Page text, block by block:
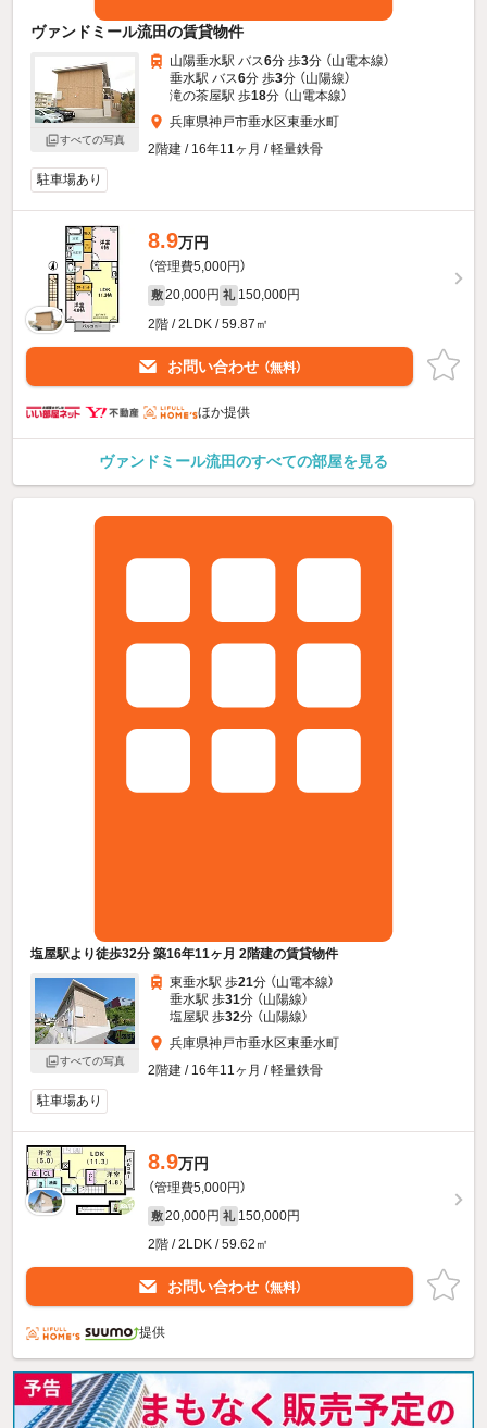
ヴァンドミール流田の賃貸物件
すべての写真
山陽垂水駅 バス6分 歩3分 （山電本線）
垂水駅 バス6分 歩3分 （山陽線）
滝の茶屋駅 歩18分 （山電本線）
兵庫県神戸市垂水区東垂水町
2階建 / 16年11ヶ月 / 軽量鉄骨
駐車場あり
8.9万円
（管理費5,000円）
敷 20,000円 礼 150,000円
2階 / 2LDK / 59.87㎡
お問い合わせ （無料）
ほか提供
ヴァンドミール流田のすべての部屋を見る
塩屋駅より徒歩32分 築16年11ヶ月 2階建の賃貸物件
すべての写真
東垂水駅 歩21分 （山電本線）
垂水駅 歩31分 （山陽線）
塩屋駅 歩32分 （山陽線）
兵庫県神戸市垂水区東垂水町
2階建 / 16年11ヶ月 / 軽量鉄骨
駐車場あり
8.9万円
（管理費5,000円）
敷 20,000円 礼 150,000円
2階 / 2LDK / 59.62㎡
お問い合わせ （無料）
提供